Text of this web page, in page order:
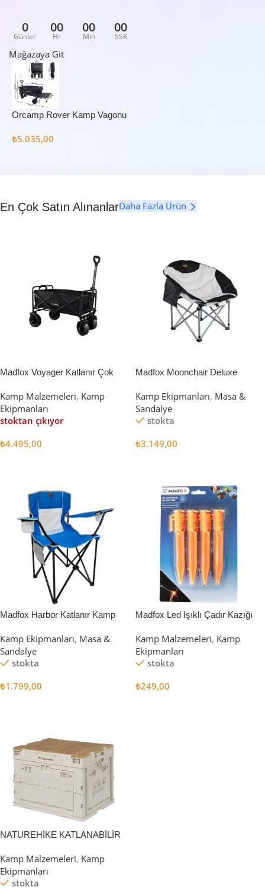
0
Günler
00
Hr
00
Min
00
SSK
Mağazaya Git
Orcamp Rover Kamp Vagonu
₺5.035,00
En Çok Satın AlınanlarDaha Fazla Ürün
Madfox Voyager Katlanır Çok
[Vagon] BLACK
Kamp Malzemeleri, Kamp
Ekipmanları
stoktan çıkıyor
₺4.495,00
Madfox Moonchair Deluxe
Siyah/Gri
Kamp Ekipmanları, Masa &
Sandalye
stokta
₺3.149,00
Madfox Harbor Katlanır Kamp
Kamp Ekipmanları, Masa &
Sandalye
stokta
₺1.799,00
Madfox Led Işıklı Çadır Kazığı
Kamp Malzemeleri, Kamp
Ekipmanları
stokta
₺249,00
NATUREHİKE KATLANABİLİR
Kamp Malzemeleri, Kamp
Ekipmanları
stokta